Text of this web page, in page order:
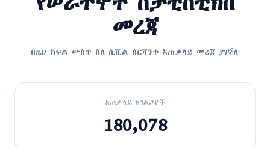
መረጃ
በዚህ ክፍል ውስጥ ስለ ሲቪል ሰርቫንቱ አጠቃላይ መረጃ ያገኛሉ
አጠቃላይ አገልጋዮች
180,078